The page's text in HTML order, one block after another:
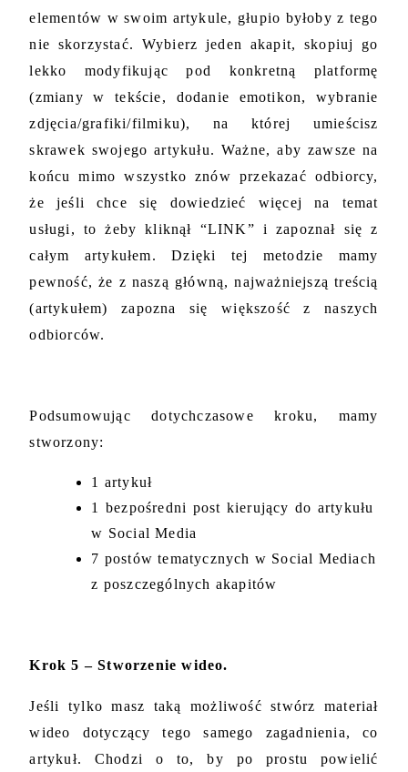
elementów w swoim artykule, głupio byłoby z tego
nie skorzystać. Wybierz jeden akapit, skopiuj go
lekko modyfikując pod konkretną platformę
(zmiany w tekście, dodanie emotikon, wybranie
zdjęcia/grafiki/filmiku), na której umieścisz
skrawek swojego artykułu. Ważne, aby zawsze na
końcu mimo wszystko znów przekazać odbiorcy,
że jeśli chce się dowiedzieć więcej na temat
usługi, to żeby kliknął “LINK” i zapoznał się z
całym artykułem. Dzięki tej metodzie mamy
pewność, że z naszą główną, najważniejszą treścią
(artykułem) zapozna się większość z naszych
odbiorców.
Podsumowując dotychczasowe kroku, mamy
stworzony:
1 artykuł
1 bezpośredni post kierujący do artykułu
w Social Media
7 postów tematycznych w Social Mediach
z poszczególnych akapitów
Krok 5 – Stworzenie wideo.
Jeśli tylko masz taką możliwość stwórz materiał
wideo dotyczący tego samego zagadnienia, co
artykuł. Chodzi o to, by po prostu powielić